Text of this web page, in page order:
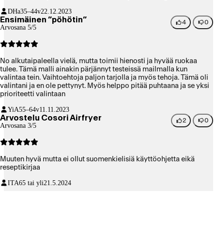
erinomaiset ja "keitetyt" kananmunat myös onnistuu. Tosi hyvä
laite!!!
DHa35–44v22.12.2023
Ensimäinen ”pöhötin”
Arvosana 5/5
4 0
No alkutaipaleella vielä, mutta toimii hienosti ja hyvää ruokaa
tulee. Tämä malli ainakin pärjännyt testeissä mailmalla kun
valintaa tein. Vaihtoehtoja paljon tarjolla ja myös tehoja. Tämä oli
valintani ja en ole pettynyt. Myös helppo pitää puhtaana ja se yksi
prioriteetti valintaan
YiA55–64v11.11.2023
Arvostelu Cosori Airfryer
Arvosana 3/5
2 0
Muuten hyvä mutta ei ollut suomenkielisiä käyttöohjetta eikä
reseptikirjaa
ITA65 tai yli21.5.2024